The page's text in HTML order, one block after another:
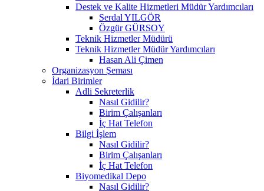
Destek ve Kalite Hizmetleri Müdür Yardımcıları
Serdal YILGÖR
Özgür GÜRSOY
Teknik Hizmetler Müdürü
Teknik Hizmetler Müdür Yardımcıları
Hasan Ali Çimen
Organizasyon Şeması
İdari Birimler
Adli Sekreterlik
Nasıl Gidilir?
Birim Çalışanları
İç Hat Telefon
Bilgi İşlem
Nasıl Gidilir?
Birim Çalışanları
İç Hat Telefon
Biyomedikal Depo
Nasıl Gidilir?